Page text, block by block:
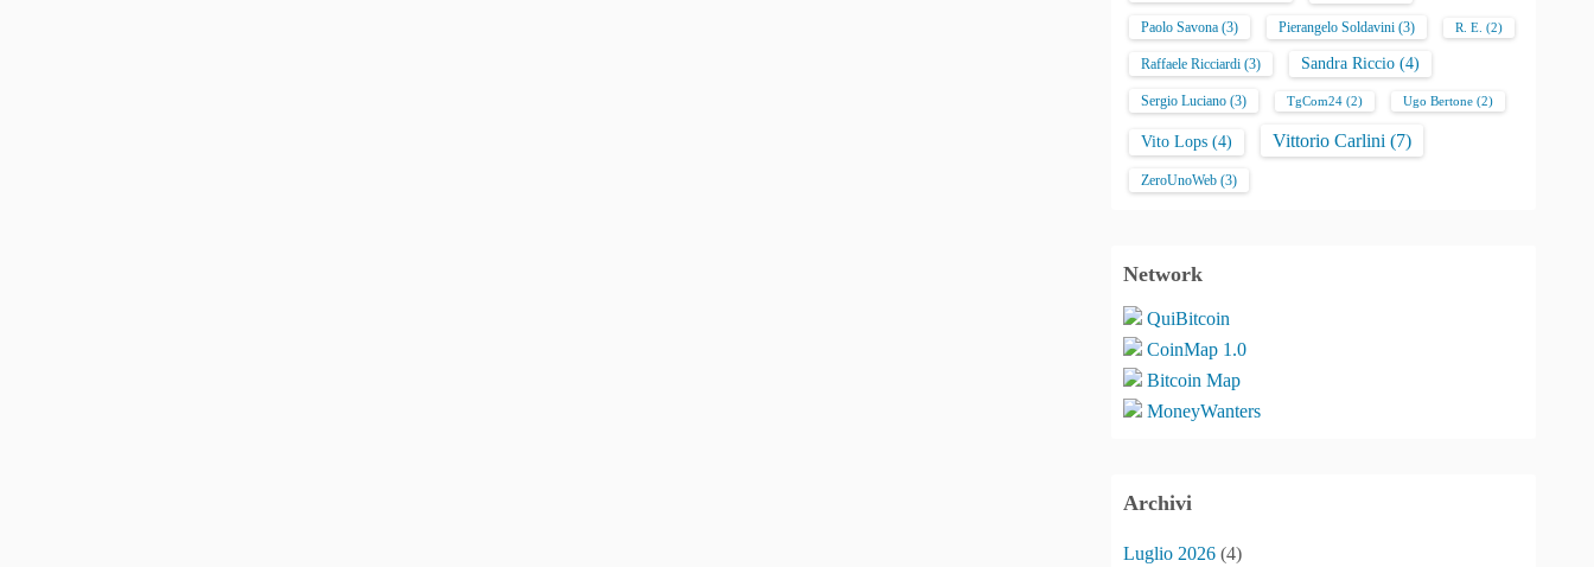
Paolo Savona (3) Pierangelo Soldavini (3) R. E. (2)
Raffaele Ricciardi (3) Sandra Riccio (4)
Sergio Luciano (3) TgCom24 (2) Ugo Bertone (2)
Vito Lops (4) Vittorio Carlini (7)
ZeroUnoWeb (3)
Network
QuiBitcoin
CoinMap 1.0
Bitcoin Map
MoneyWanters
Archivi
Luglio 2026 (4)